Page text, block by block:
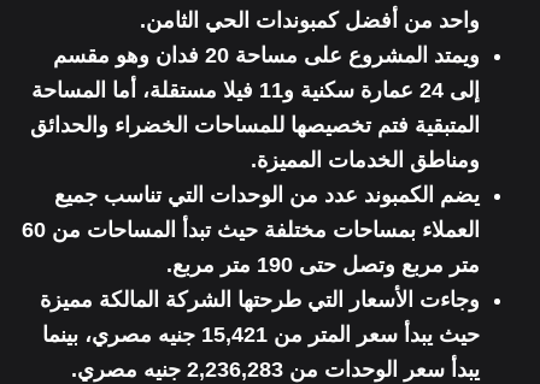
واحد من أفضل كمبوندات الحي الثامن.
ويمتد المشروع على مساحة 20 فدان وهو مقسم
إلى 24 عمارة سكنية و11 فيلا مستقلة، أما المساحة
المتبقية فتم تخصيصها للمساحات الخضراء والحدائق
ومناطق الخدمات المميزة.
يضم الكمبوند عدد من الوحدات التي تناسب جميع
العملاء بمساحات مختلفة حيث تبدأ المساحات من 60
متر مربع وتصل حتى 190 متر مربع.
وجاءت الأسعار التي طرحتها الشركة المالكة مميزة
حيث يبدأ سعر المتر من 15,421 جنيه مصري، بينما
يبدأ سعر الوحدات من 2,236,283 جنيه مصري.